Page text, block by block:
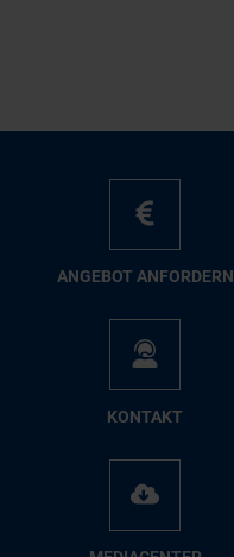
AN­GE­BOT AN­FOR­DERN
KON­TAKT